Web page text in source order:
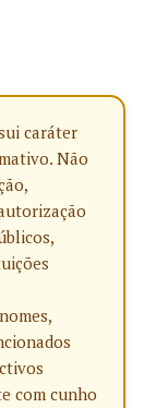
caráter
Não
com cunho